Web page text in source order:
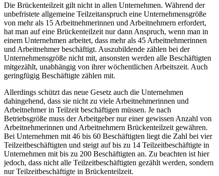
Die Brückenteilzeit gilt nicht in allen Unternehmen. Während der
unbefristete allgemeine Teilzeitanspruch eine Unternehmensgröße
von mehr als 15 Arbeitnehmerinnen und Arbeitnehmern erfordert,
hat man auf eine Brückenteilzeit nur dann Anspruch, wenn man in
einem Unternehmen arbeitet, dass mehr als 45 Arbeitnehmerinnen
und Arbeitnehmer beschäftigt. Auszubildende zählen bei der
Unternehmensgröße nicht mit, ansonsten werden alle Beschäftigten
mitgezählt, unabhängig von ihrer wöchentlichen Arbeitszeit. Auch
geringfügig Beschäftigte zählen mit.
Allerdings schützt das neue Gesetz auch die Unternehmen
dahingehend, dass sie nicht zu viele Arbeitnehmerinnen und
Arbeitnehmer in Teilzeit beschäftigen müssen. Je nach
Betriebsgröße muss der Arbeitgeber nur einer gewissen Anzahl von
Arbeitnehmerinnen und Arbeitnehmern Brückenteilzeit gewähren.
Bei Unternehmen mit 46 bis 60 Beschäftigten liegt die Zahl bei vier
Teilzeitbeschäftigten und steigt auf bis zu 14 Teilzeitbeschäftigte in
Unternehmen mit bis zu 200 Beschäftigten an. Zu beachten ist hier
jedoch, dass nicht alle Teilzeitbeschäftigten gezählt werden, sondern
nur Teilzeitbeschäftigte in Brückenteilzeit.